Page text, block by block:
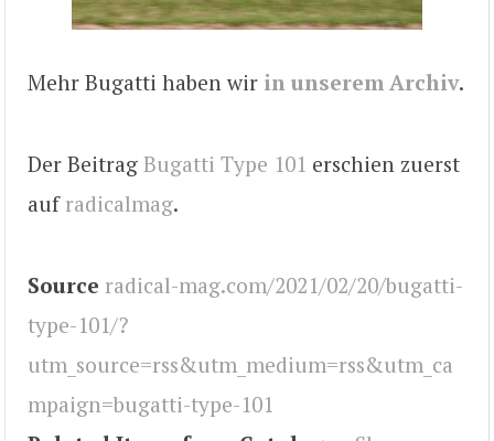
Mehr Bugatti haben wir in unserem Archiv.
Der Beitrag Bugatti Type 101 erschien zuerst
auf radicalmag.
Source radical-mag.com/2021/02/20/bugatti-
type-101/?
utm_source=rss&utm_medium=rss&utm_ca
mpaign=bugatti-type-101